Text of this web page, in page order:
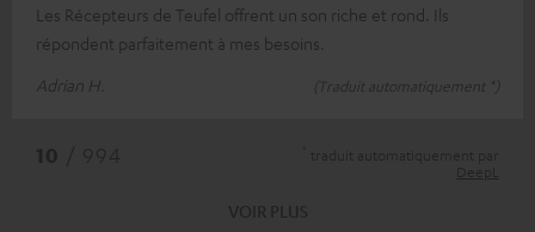
Les Récepteurs de Teufel offrent un son riche et rond. Ils
répondent parfaitement à mes besoins.
Adrian H.
(Traduit automatiquement *)